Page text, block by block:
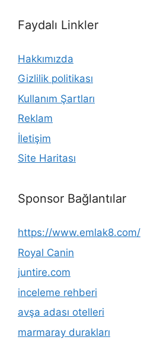
Faydalı Linkler
Hakkımızda
Gizlilik politikası
Kullanım Şartları
Reklam
İletişim
Site Haritası
Sponsor Bağlantılar
https://www.emlak8.com/
Royal Canin
juntire.com
inceleme rehberi
avşa adası otelleri
marmaray durakları